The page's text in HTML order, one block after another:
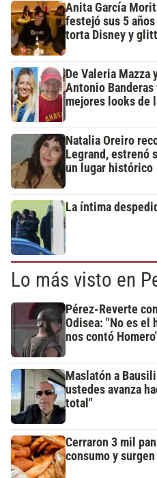
Anita García
festejó sus 5
torta Disney y
De Valeria Mazza
Antonio
mejores looks de
Natalia Oreiro
Legrand, estrenó
un lugar histórico
La íntima
Lo más visto en
Pérez-Reverte
Odisea: "No es el
nos contó
Maslatón a
ustedes avanza
total"
Cerraron 3 mil
consumo y